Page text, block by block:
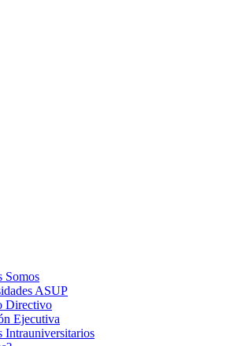
Somos
ASUP
Directivo
Ejecutiva
Intrauniversitarios